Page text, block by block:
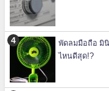
พัดลมมือถือ มิ
ไหนดีสุด!?